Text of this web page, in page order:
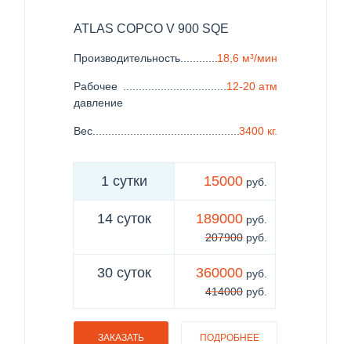
ATLAS COPCO V 900 SQE
Производительность 18,6 м³/мин
Рабочее
давление
12-20 атм
Вес 3400 кг.
1 сутки 15000 руб.
14 суток 189000 руб.
207900 руб.
30 суток 360000 руб.
414000 руб.
ЗАКАЗАТЬ ПОДРОБНЕЕ